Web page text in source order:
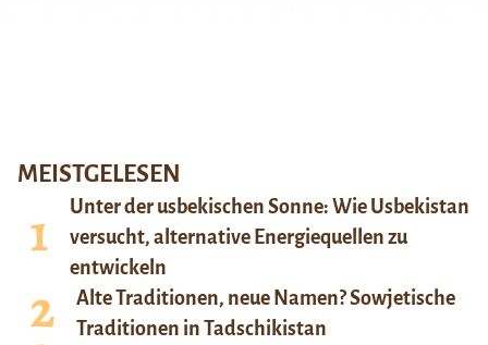
MEISTGELESEN
Unter der usbekischen Sonne: Wie Usbekistan
versucht, alternative Energiequellen zu
entwickeln
Alte Traditionen, neue Namen? Sowjetische
Traditionen in Tadschikistan